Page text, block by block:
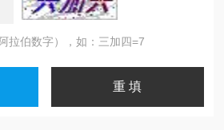
拉伯数字），如：三加四=7